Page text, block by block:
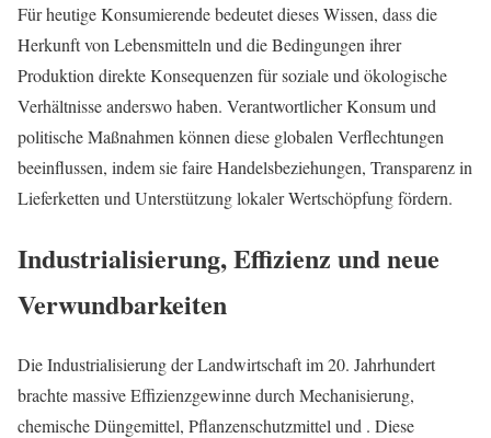
Für heutige Konsumierende bedeutet dieses Wissen, dass die
Herkunft von Lebensmitteln und die Bedingungen ihrer
Produktion direkte Konsequenzen für soziale und ökologische
Verhältnisse anderswo haben. Verantwortlicher Konsum und
politische Maßnahmen können diese globalen Verflechtungen
beeinflussen, indem sie faire Handelsbeziehungen, Transparenz in
Lieferketten und Unterstützung lokaler Wertschöpfung fördern.
Industrialisierung, Effizienz und neue
Verwundbarkeiten
Die Industrialisierung der Landwirtschaft im 20. Jahrhundert
brachte massive Effizienzgewinne durch Mechanisierung,
chemische Düngemittel, Pflanzenschutzmittel und . Diese